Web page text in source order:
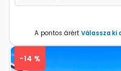
A pontos árért Válassza ki
-14 %